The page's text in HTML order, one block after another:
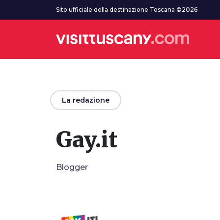
Vai al contenuto principaleSito ufficiale della destinazione Toscana ©2026
arrow_backLa redazione
Gay.it
Blogger